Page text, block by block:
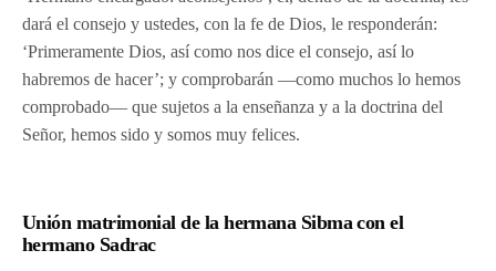
dará el consejo y ustedes, con la fe de Dios, le responderán:
‘Primeramente Dios, así como nos dice el consejo, así lo
habremos de hacer’; y comprobarán —como muchos lo hemos
comprobado— que sujetos a la enseñanza y a la doctrina del
Señor, hemos sido y somos muy felices.
Unión matrimonial de la hermana Sibma con el
hermano Sadrac